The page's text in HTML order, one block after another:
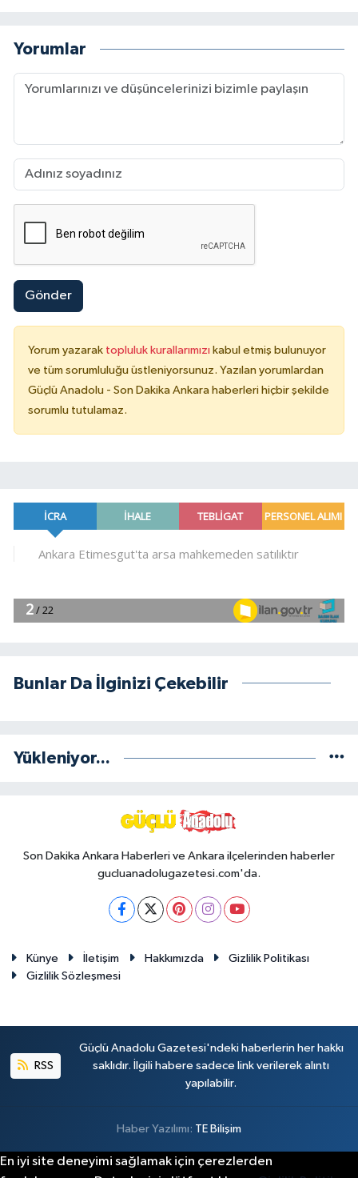
Yorumlar
Gönder
Yorum yazarak topluluk kurallarımızı kabul etmiş bulunuyor
ve tüm sorumluluğu üstleniyorsunuz. Yazılan yorumlardan
Güçlü Anadolu - Son Dakika Ankara haberleri hiçbir şekilde
sorumlu tutulamaz.
Bunlar Da İlginizi Çekebilir
Yükleniyor...
Son Dakika Ankara Haberleri ve Ankara ilçelerinden haberler
gucluanadolugazetesi.com'da.
Künye İletişim Hakkımızda
Gizlilik Politikası
Gizlilik Sözleşmesi
RSS
Güçlü Anadolu Gazetesi'ndeki haberlerin her hakkı
saklıdır. İlgili habere sadece link verilerek alıntı
yapılabilir.
Haber Yazılımı: TE Bilişim
En iyi site deneyimi sağlamak için çerezlerden